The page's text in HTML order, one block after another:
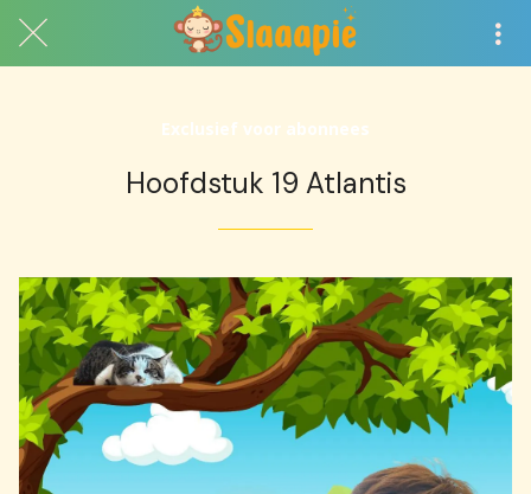
Exclusief voor abonnees
Hoofdstuk 19 Atlantis